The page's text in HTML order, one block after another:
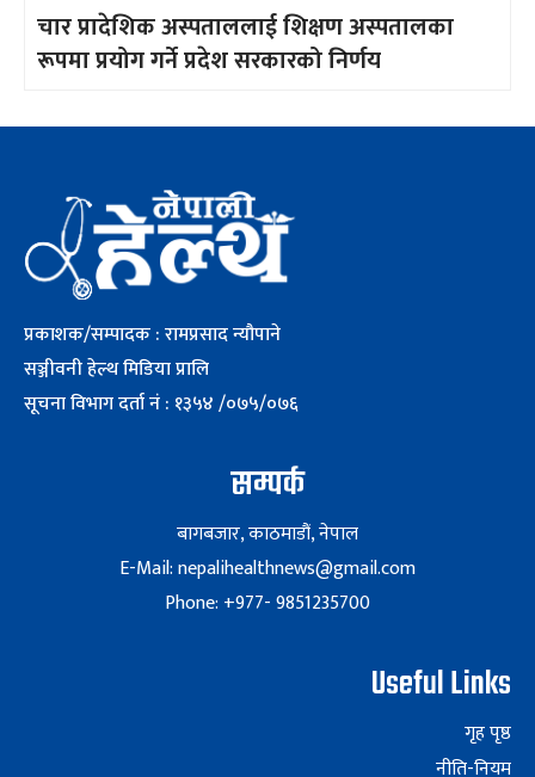
चार प्रादेशिक अस्पताललाई शिक्षण अस्पतालका
रूपमा प्रयोग गर्ने प्रदेश सरकारको निर्णय
प्रकाशक/सम्पादक : रामप्रसाद न्यौपाने
सञ्जीवनी हेल्थ मिडिया प्रालि
सूचना विभाग दर्ता नं : १३५४ /०७५/०७६
सम्पर्क
बागबजार, काठमाडौं, नेपाल
E-Mail: nepalihealthnews@gmail.com
Phone: +977- 9851235700
Useful Links
गृह पृष्ठ
नीति-नियम